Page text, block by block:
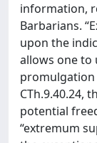
information,
Barbarians.
upon the
allows one to
CTh.9.40.24,
potential
“extremum